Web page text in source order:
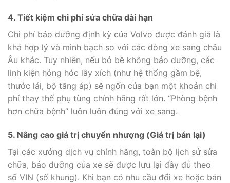
4. Tiết kiệm chi phí sửa chữa dài hạn
Chi phí bảo dưỡng định kỳ của Volvo được đánh giá là
khá hợp lý và minh bạch so với các dòng xe sang châu
Âu khác. Tuy nhiên, nếu bỏ bê không bảo dưỡng, các
linh kiện hỏng hóc lây xích (như hệ thống gầm bệ,
thước lái, bộ tăng áp) sẽ ngốn của bạn một khoản chi
phí thay thế phụ tùng chính hãng rất lớn. “Phòng bệnh
hơn chữa bệnh” luôn luôn đúng với xe sang.
5. Nâng cao giá trị chuyển nhượng (Giá trị bán lại)
Tại các xưởng dịch vụ chính hãng, toàn bộ lịch sử sửa
chữa, bảo dưỡng của xe sẽ được lưu lại đầy đủ theo
số VIN (số khung). Khi bạn có nhu cầu đổi xe hoặc bán